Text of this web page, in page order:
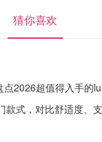
猜你喜欢
2026超值得入手的
式，对比舒适度、